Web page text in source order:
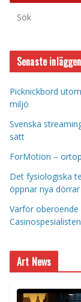
Senaste inläggen
Picknickbord
miljö
Svenska
sätt
ForMotion –
Det fysiologiska
öppnar nya dörrar
Varför
Art News